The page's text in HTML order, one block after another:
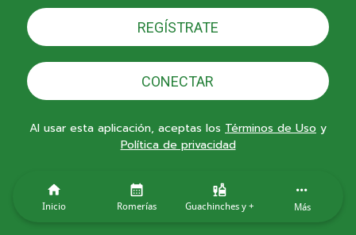
REGÍSTRATE
CONECTAR
Al usar esta aplicación, aceptas los Términos de Uso y
Política de privacidad
Inicio Romerías Guachinches y + Más